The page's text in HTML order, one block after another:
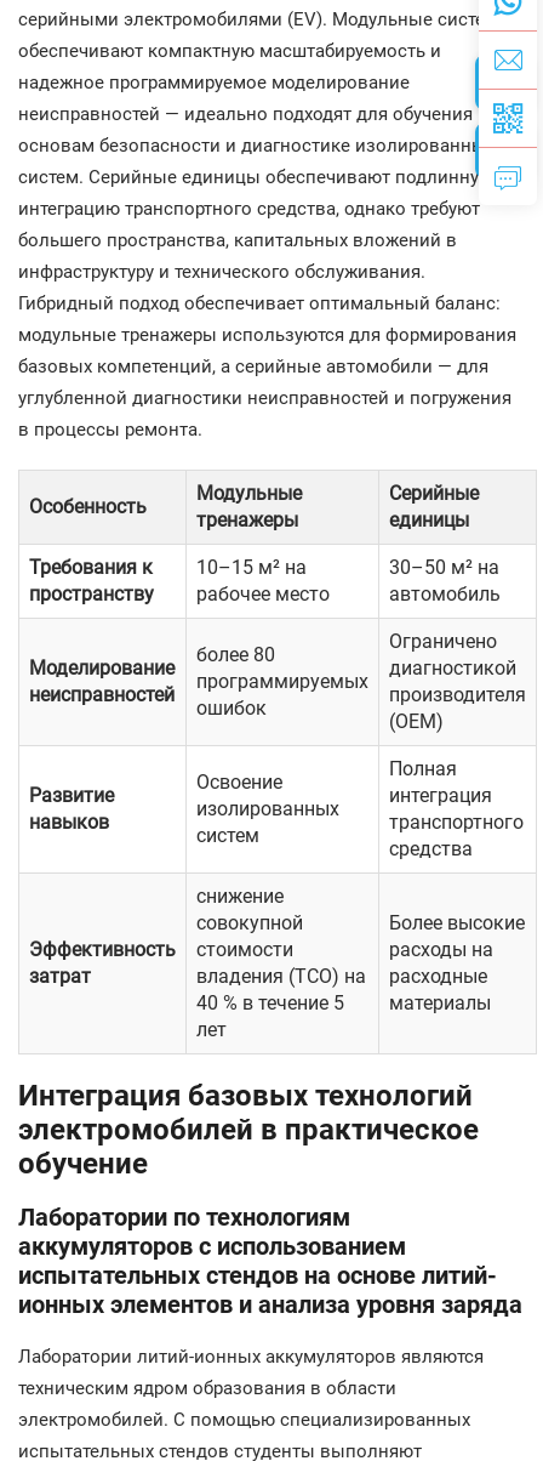
серийными электромобилями (EV). Модульные системы
обеспечивают компактную масштабируемость и
надежное программируемое моделирование
неисправностей — идеально подходят для обучения
основам безопасности и диагностике изолированных
систем. Серийные единицы обеспечивают подлинную
интеграцию транспортного средства, однако требуют
большего пространства, капитальных вложений в
инфраструктуру и технического обслуживания.
Гибридный подход обеспечивает оптимальный баланс:
модульные тренажеры используются для формирования
базовых компетенций, а серийные автомобили — для
углубленной диагностики неисправностей и погружения
в процессы ремонта.
Особенность
Модульные
тренажеры
Серийные
единицы
Требования к
пространству
10–15 м² на
рабочее место
30–50 м² на
автомобиль
Моделирование
неисправностей
более 80
программируемых
ошибок
Ограничено
диагностикой
производителя
(OEM)
Развитие
навыков
Освоение
изолированных
систем
Полная
интеграция
транспортного
средства
Эффективность
затрат
снижение
совокупной
стоимости
владения (TCO) на
40 % в течение 5
лет
Более высокие
расходы на
расходные
материалы
Интеграция базовых технологий
электромобилей в практическое
обучение
Лаборатории по технологиям
аккумуляторов с использованием
испытательных стендов на основе литий-
ионных элементов и анализа уровня заряда
Лаборатории литий-ионных аккумуляторов являются
техническим ядром образования в области
электромобилей. С помощью специализированных
испытательных стендов студенты выполняют